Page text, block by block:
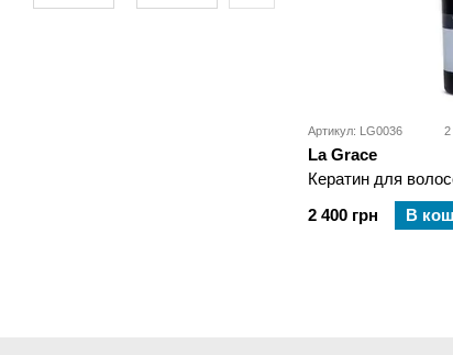
Артикул: LG0036 2
La Grace
Кератин для
2 400 грн
В